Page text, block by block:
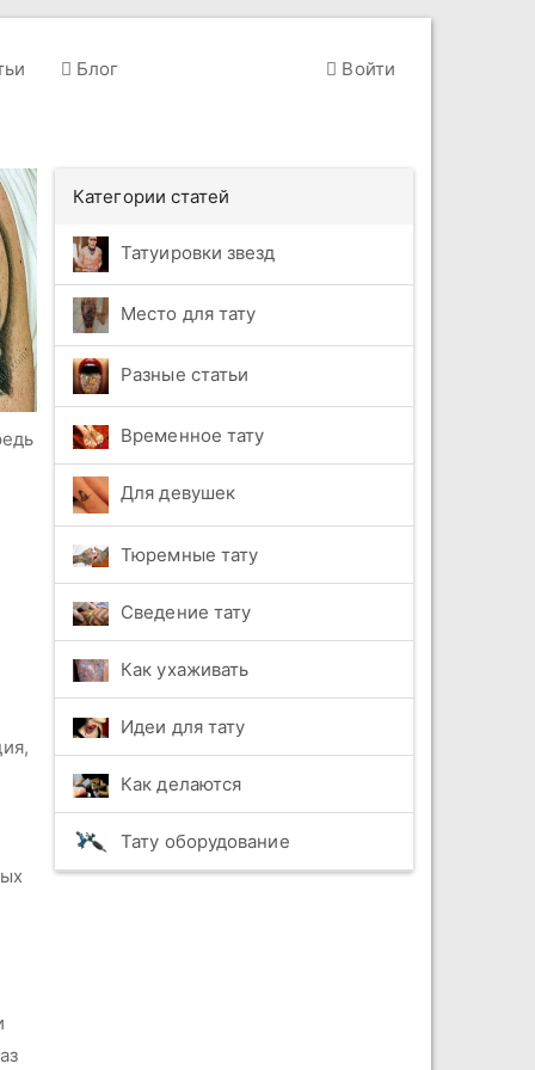
Блог Войти
Категории статей
Татуировки звезд
Место для тату
Разные статьи
Временное тату
Для девушек
Тюремные тату
Сведение тату
Как ухаживать
Идеи для тату
Как делаются
Тату оборудование